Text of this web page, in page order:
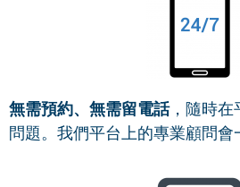
無需預約、無需留電話，隨時在
問題。我們平台上的專業顧問會